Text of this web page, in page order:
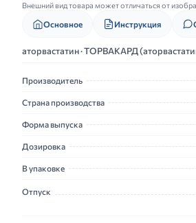
Внешний вид товара может отличаться от
Основное Инструкция
аторвастатин · ТОРВАКАРД
Производитель
Страна производства
Форма выпуска
Дозировка
В упаковке
Отпуск